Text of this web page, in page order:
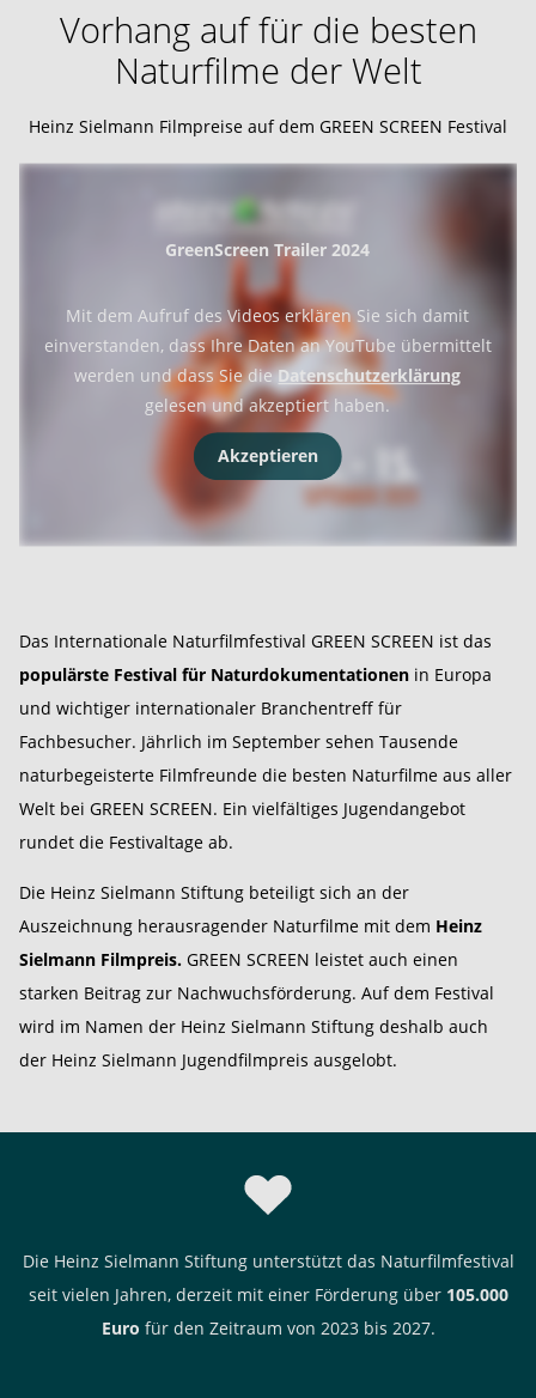
Vorhang auf für die besten
Naturfilme der Welt
Heinz Sielmann Filmpreise auf dem GREEN SCREEN Festival
GreenScreen Trailer 2024
Mit dem Aufruf des Videos erklären Sie sich damit
einverstanden, dass Ihre Daten an YouTube übermittelt
werden und dass Sie dieDatenschutzerklärung
gelesen und akzeptiert haben.
Akzeptieren
Das Internationale Naturfilmfestival GREEN SCREEN ist das
populärste Festival für Naturdokumentationen in Europa
und wichtiger internationaler Branchentreff für
Fachbesucher. Jährlich im September sehen Tausende
naturbegeisterte Filmfreunde die besten Naturfilme aus aller
Welt bei GREEN SCREEN. Ein vielfältiges Jugendangebot
rundet die Festivaltage ab.
Die Heinz Sielmann Stiftung beteiligt sich an der
Auszeichnung herausragender Naturfilme mit dem Heinz
Sielmann Filmpreis. GREEN SCREEN leistet auch einen
starken Beitrag zur Nachwuchsförderung. Auf dem Festival
wird im Namen der Heinz Sielmann Stiftung deshalb auch
der Heinz Sielmann Jugendfilmpreis ausgelobt.
Die Heinz Sielmann Stiftung unterstützt das Naturfilmfestival
seit vielen Jahren, derzeit mit einer Förderung über 105.000
Euro für den Zeitraum von 2023 bis 2027.